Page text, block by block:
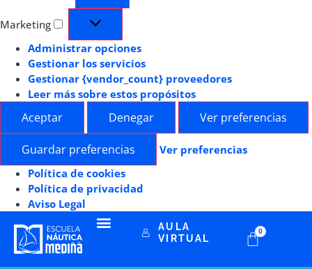
Marketing
Administrar opciones
Gestionar los servicios
Gestionar {vendor_count} proveedores
Leer más sobre estos propósitos
Aceptar Denegar Ver preferencias
Guardar preferencias
Ver preferencias
Política de cookies
Política de privacidad
Aviso Legal
AULA
VIRTUAL
0